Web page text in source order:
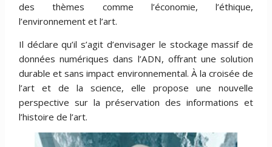
des thèmes comme l’économie, l’éthique,
l’environnement et l’art.
Il déclare qu’il s’agit d’envisager le stockage massif de
données numériques dans l’ADN, offrant une solution
durable et sans impact environnemental. À la croisée de
l’art et de la science, elle propose une nouvelle
perspective sur la préservation des informations et
l’histoire de l’art.